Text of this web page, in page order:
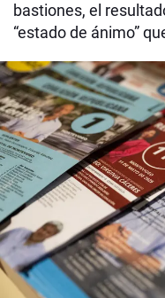
bastiones, el
“estado de ánimo”